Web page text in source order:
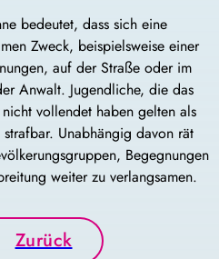
bedeutet, dass sich eine
Zweck, beispielsweise einer
auf der Straße oder im
Anwalt. Jugendliche, die das
vollendet haben gelten als
Unabhängig davon rät
Begegnungen
weiter zu verlangsamen.
Zurück